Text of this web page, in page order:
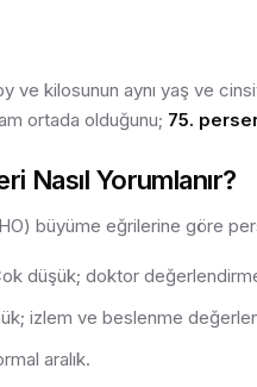
ve kilosunun aynı yaş ve
ortada olduğunu; 75.
Nasıl Yorumlanır?
büyüme eğrilerine göre
düşük; doktor
izlem ve beslenme
aralık.